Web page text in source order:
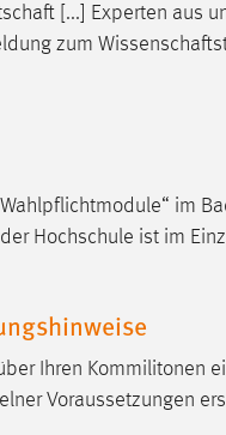
[...] Experten aus
zum
im
Hochschule ist im
Ihren Kommilitonen
Voraussetzungen